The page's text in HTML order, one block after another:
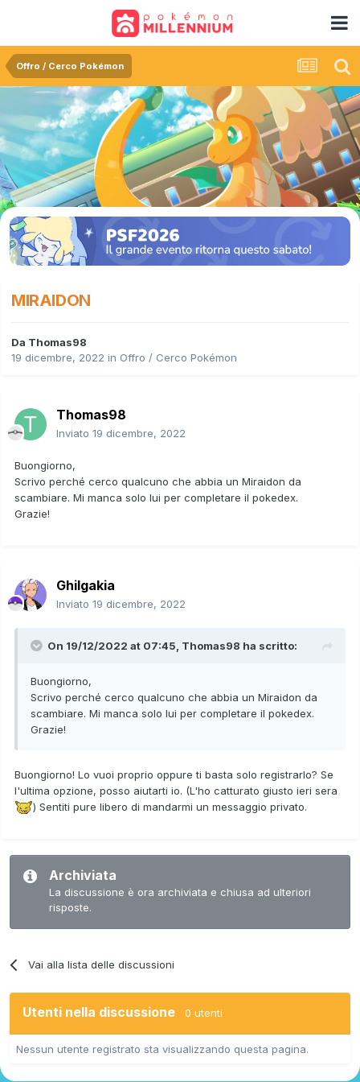
Offro / Cerco Pokémon
MIRAIDON
Da Thomas98
19 dicembre, 2022 in Offro / Cerco Pokémon
Thomas98
Inviato 19 dicembre, 2022
Buongiorno,
Scrivo perché cerco qualcuno che abbia un Miraidon da
scambiare. Mi manca solo lui per completare il pokedex.
Grazie!
Ghilgakia
Inviato 19 dicembre, 2022
On 19/12/2022 at 07:45, Thomas98 ha scritto:
Buongiorno,
Scrivo perché cerco qualcuno che abbia un Miraidon da
scambiare. Mi manca solo lui per completare il pokedex.
Grazie!
Buongiorno! Lo vuoi proprio oppure ti basta solo registrarlo? Se
l'ultima opzione, posso aiutarti io. (L'ho catturato giusto ieri sera
) Sentiti pure libero di mandarmi un messaggio privato.
Archiviata
La discussione è ora archiviata e chiusa ad ulteriori
risposte.
Vai alla lista delle discussioni
Utenti nella discussione 0 utenti
Nessun utente registrato sta visualizzando questa pagina.